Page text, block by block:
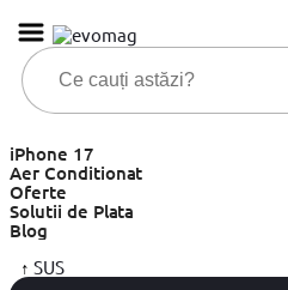
iPhone 17
Aer Conditionat
Oferte
Solutii de Plata
Blog
↑ SUS